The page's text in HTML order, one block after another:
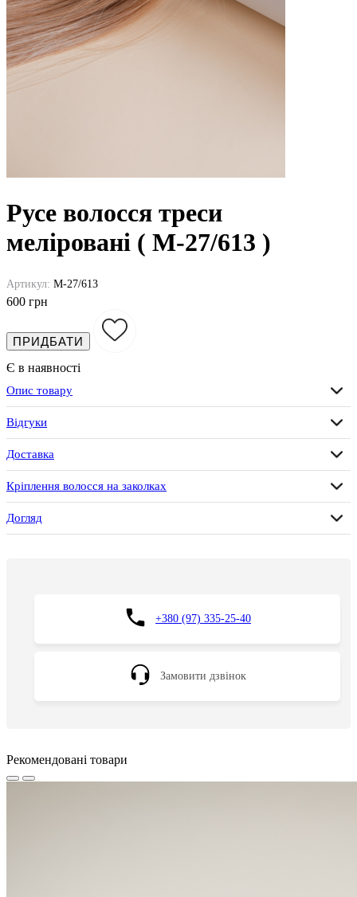
Русе волосся треси
меліровані ( M-27/613 )
Артикул: M-27/613
600 грн
ПРИДБАТИ
Є в наявності
Опис товару
Відгуки
Доставка
Кріплення волосся на заколках
Догляд
+380 (97) 335-25-40
Замовити дзвінок
Рекомендовані товари